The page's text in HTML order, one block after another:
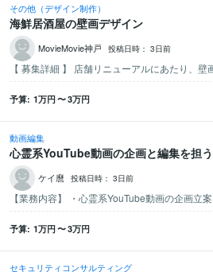
その他（デザイン制作）
海鮮居酒屋の壁画デザイン
MovieMovie神戸 投稿日時： 3日前
予算 1万円〜3万円
動画編集
心霊系YouTube動画の企画と編集を担
ケイ麿 投稿日時： 3日前
予算 1万円〜3万円
セキュリティコンサルティング